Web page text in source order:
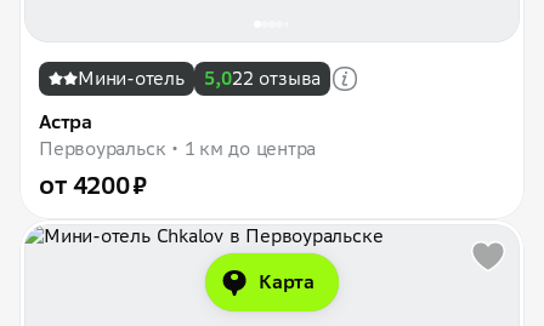
Мини-отель 5,022 отзыва
Астра
Первоуральск
1 км до центра
от 4200 ₽
Карта